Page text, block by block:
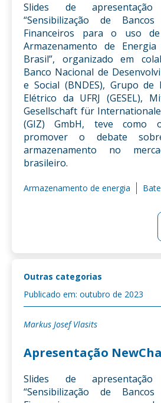
Slides de
“Sensibilização de
Financeiros para o uso
Armazenamento de
Brasil”, organizado em
Banco Nacional de
e Social (BNDES), Grupo
Elétrico da UFRJ (GESEL),
Gesellschaft für
(GIZ) GmbH, teve como
promover o debate
armazenamento no
brasileiro.
Armazenamento de energia
Outras categorias
Publicado em: outubro de 2023
Markus Josef Vlasits
Apresentação
Slides de
“Sensibilização de